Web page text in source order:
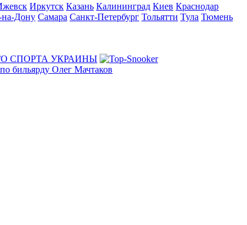
Иркутск Казань Калининград Киев Краснодар
на-Дону Самара Санкт-Петербург Тольятти Тула Тюмень